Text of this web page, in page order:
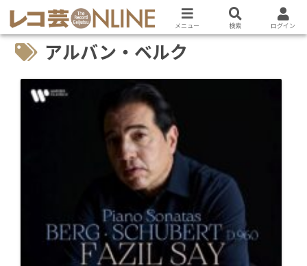
アルバン・ベルク
メニュー 検索 ログイン